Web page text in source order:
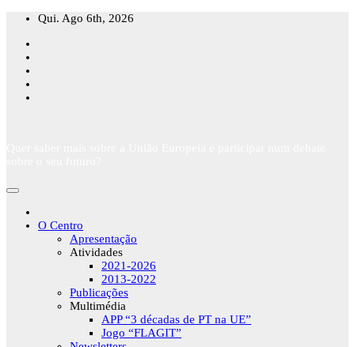
Skip
content
Qui. Ago 6th, 2026
O Centro
Apresentação
Atividades
2021-2026
2013-2022
Publicações
Multimédia
APP “3 décadas de PT na UE”
Jogo “FLAGIT”